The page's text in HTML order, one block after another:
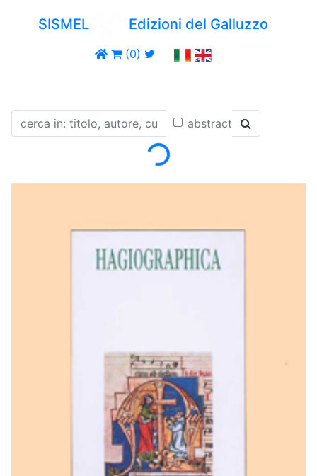
SISMEL Edizioni del Galluzzo
(0)
abstract
Loading...